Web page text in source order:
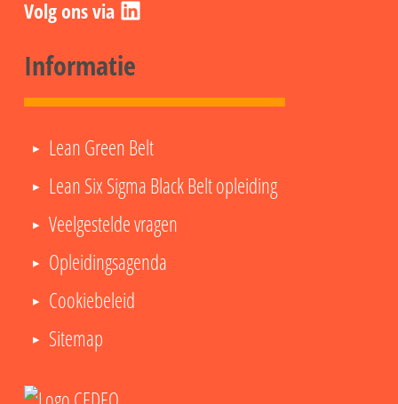
Informatie
Lean Green Belt
Lean Six Sigma Black Belt opleiding
Veelgestelde vragen
Opleidingsagenda
Cookiebeleid
Sitemap